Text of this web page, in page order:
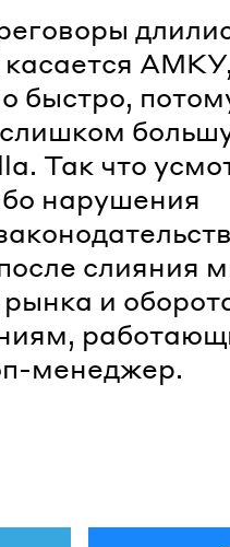
касается
быстро,
Так что
нарушения
слияния
и
менеджер.